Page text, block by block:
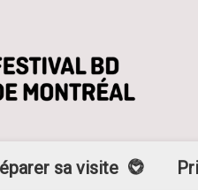
sa visite